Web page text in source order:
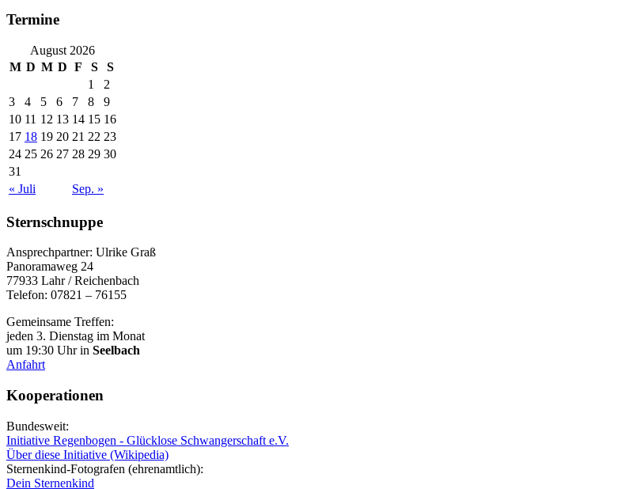
Termine
August 2026
M D M D F S S
« Juli Sep. »
1
2
3
4 5 6 7 8
9
10 11 12 13 14 15 16
17 18 19 20 21 22 23
24 25 26 27 28 29 30
31
Sternschnuppe
Ansprechpartner: Ulrike Graß
Panoramaweg 24
77933 Lahr / Reichenbach
Telefon: 07821 – 76155
Gemeinsame Treffen:
jeden 3. Dienstag im Monat
um 19:30 Uhr in Seelbach
Anfahrt
Kooperationen
Bundesweit:
Initiative Regenbogen - Glücklose Schwangerschaft e.V.
Über diese Initiative (Wikipedia)
Sternenkind-Fotografen (ehrenamtlich):
Dein Sternenkind